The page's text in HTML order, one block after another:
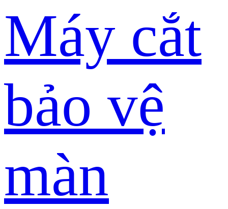
Máy cắt
bảo vệ
màn